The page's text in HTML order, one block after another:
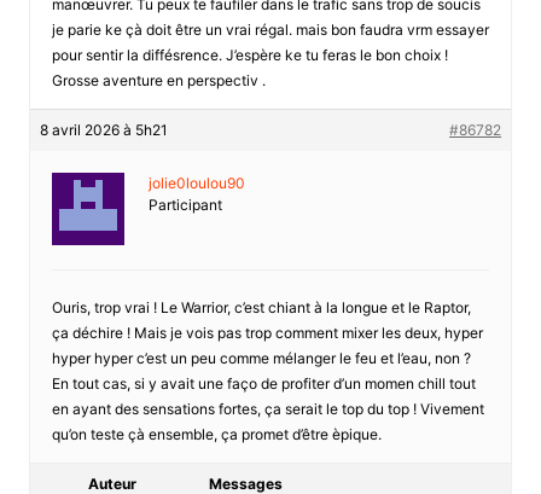
manœuvrer. Tu peux te faufiler dans le trafic sans trop de soucis
je parie ke çà doit être un vrai régal. mais bon faudra vrm essayer
pour sentir la diffésrence. J’espère ke tu feras le bon choix !
Grosse aventure en perspectiv .
8 avril 2026 à 5h21 #86782
jolie0loulou90
Participant
Ouris, trop vrai ! Le Warrior, c’est chiant à la longue et le Raptor,
ça déchire ! Mais je vois pas trop comment mixer les deux, hyper
hyper hyper c’est un peu comme mélanger le feu et l’eau, non ?
En tout cas, si y avait une faço de profiter d’un momen chill tout
en ayant des sensations fortes, ça serait le top du top ! Vivement
qu’on teste çà ensemble, ça promet d’être èpique.
Auteur Messages